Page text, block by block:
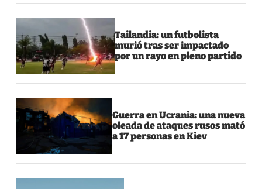
Tailandia: un futbolista
murió tras ser impactado
por un rayo en pleno partido
Guerra en Ucrania: una nueva
oleada de ataques rusos mató
a 17 personas en Kiev